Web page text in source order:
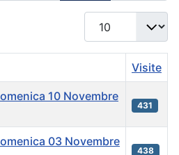
Visualizza #
Visite
10 Novembre
431
03 Novembre
438